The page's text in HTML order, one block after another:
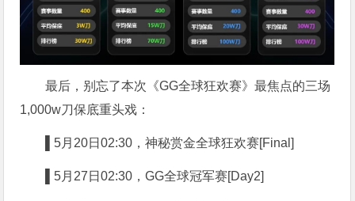
最后，别忘了本次《GG全球狂欢赛》最焦点的三场
1,000w刀保底重头戏：
▌5月20日02:30，神秘赏金全球狂欢赛[Final]
▌5月27日02:30，GG全球冠军赛[Day2]